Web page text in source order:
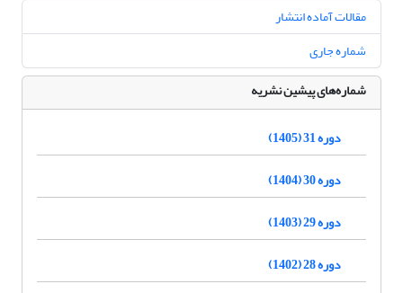
مقالات آماده انتشار
شماره جاری
شماره‌های پیشین نشریه
دوره 31 (1405)
دوره 30 (1404)
دوره 29 (1403)
دوره 28 (1402)